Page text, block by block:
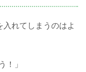
入れてしまうのはよ
！」